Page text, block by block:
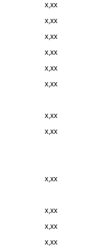
x,xx
x,xx
x,xx
x,xx
x,xx
x,xx
x,xx
x,xx
x,xx
x,xx
x,xx
x,xx